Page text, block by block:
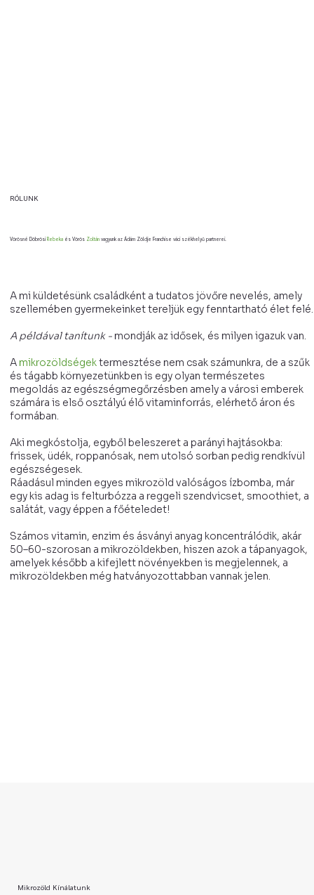
RÓLUNK
Vörösné Döbrösi Rebeka és Vörös Zoltán vagyunk az Ádám Zöldje Franchise váci székhelyű partnerei.
A mi küldetésünk családként a tudatos jövőre nevelés, amely
szellemében gyermekeinket tereljük egy fenntartható élet felé.
A példával tanítunk -mondják az idősek, és milyen igazuk van.
A mikrozöldségektermesztése nem csak számunkra, de a szűk
és tágabb környezetünkben is egy olyan természetes
megoldás az egészségmegőrzésben amely a városi emberek
számára is első osztályú élő vitaminforrás, elérhető áron és
formában.
Aki megkóstolja, egyből beleszeret a parányi hajtásokba:
frissek, üdék, roppanósak, nem utolsó sorban pedig rendkívül
egészségesek.
Ráadásul minden egyes mikrozöld valóságos ízbomba, már
egy kis adag is felturbózza a reggeli szendvicset, smoothiet, a
salátát, vagy éppen a főételedet!
Számos vitamin, enzim és ásványi anyag koncentrálódik, akár
50–60-szorosan a mikrozöldekben, hiszen azok a tápanyagok,
amelyek később a kifejlett növényekben is megjelennek, a
mikrozöldekben még hatványozottabban vannak jelen.
Mikrozöld Kínálatunk